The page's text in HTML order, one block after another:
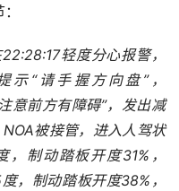
轻度分心报警，
示“请手握方向盘”，
意前方有障碍”，发出减
被接管，进入人驾状
制动踏板开度31%，
，制动踏板开度38%，